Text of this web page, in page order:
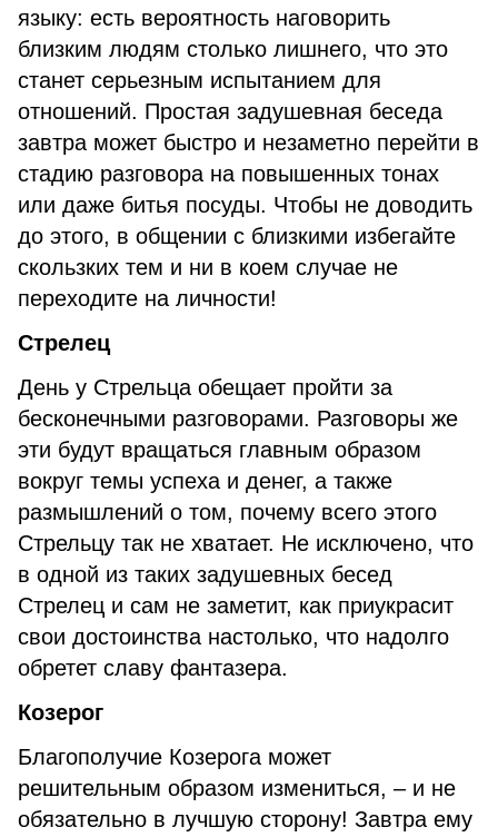
языку: есть вероятность наговорить
близким людям столько лишнего, что это
станет серьезным испытанием для
отношений. Простая задушевная беседа
завтра может быстро и незаметно перейти в
стадию разговора на повышенных тонах
или даже битья посуды. Чтобы не доводить
до этого, в общении с близкими избегайте
скользких тем и ни в коем случае не
переходите на личности!
Стрелец
День у Стрельца обещает пройти за
бесконечными разговорами. Разговоры же
эти будут вращаться главным образом
вокруг темы успеха и денег, а также
размышлений о том, почему всего этого
Стрельцу так не хватает. Не исключено, что
в одной из таких задушевных бесед
Стрелец и сам не заметит, как приукрасит
свои достоинства настолько, что надолго
обретет славу фантазера.
Козерог
Благополучие Козерога может
решительным образом измениться, – и не
обязательно в лучшую сторону! Завтра ему